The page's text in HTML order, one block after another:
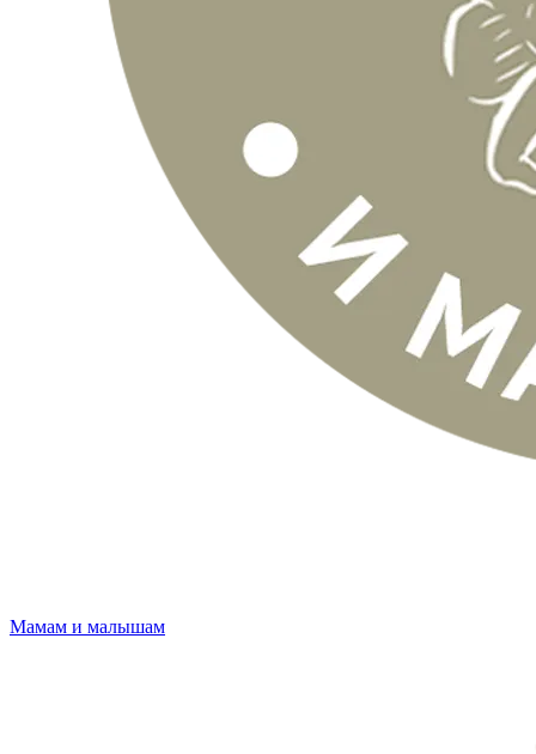
Мамам и малышам